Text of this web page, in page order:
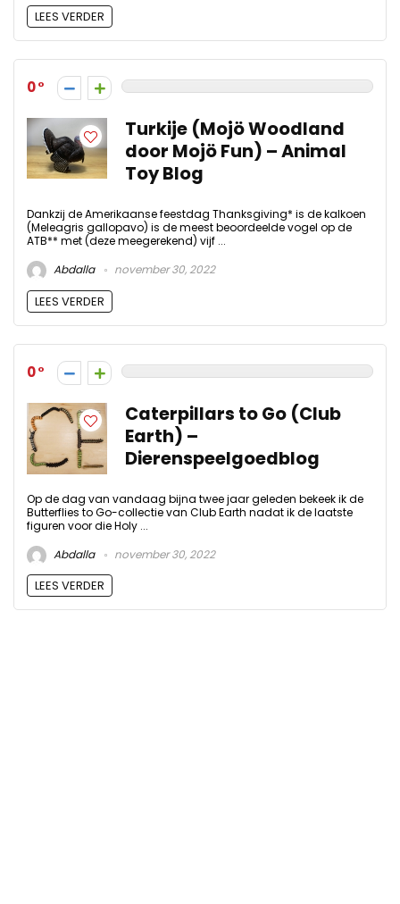
LEES VERDER
0
Turkije (Mojö Woodland
door Mojö Fun) – Animal
Toy Blog
Dankzij de Amerikaanse feestdag Thanksgiving* is de kalkoen
(Meleagris gallopavo) is de meest beoordeelde vogel op de
ATB** met (deze meegerekend) vijf ...
Abdalla
november 30, 2022
LEES VERDER
0
Caterpillars to Go (Club
Earth) –
Dierenspeelgoedblog
Op de dag van vandaag bijna twee jaar geleden bekeek ik de
Butterflies to Go-collectie van Club Earth nadat ik de laatste
figuren voor die Holy ...
Abdalla
november 30, 2022
LEES VERDER